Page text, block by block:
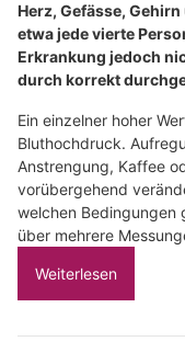
Herz, Gefässe,
etwa jede vierte
Erkrankung jedoch
durch korrekt
Ein einzelner hoher
Bluthochdruck.
Anstrengung, Kaffee
vorübergehend
welchen Bedingungen
über mehrere
Weiterlesen